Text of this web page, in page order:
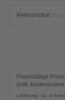
Referenztext
Planmäßige
(inkl.
Lieferung: ca. 4